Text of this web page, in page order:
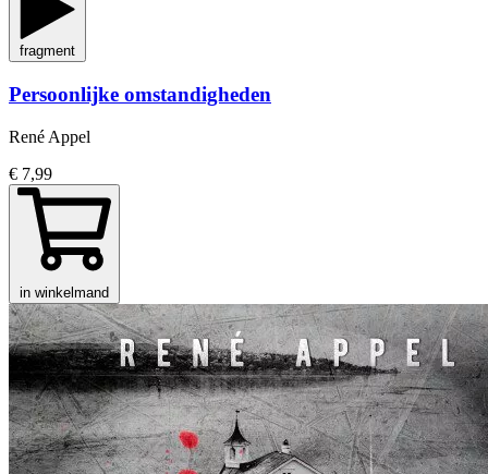
fragment
Persoonlijke omstandigheden
René Appel
€ 7,99
in winkelmand